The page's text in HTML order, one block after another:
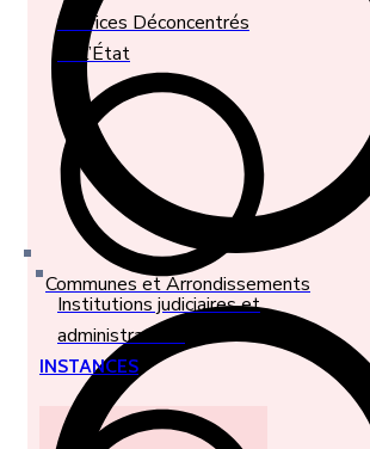
Communes et Arrondissements
Services Déconcentrés
de l’État
Institutions judiciaires et
administratives
INSTANCES